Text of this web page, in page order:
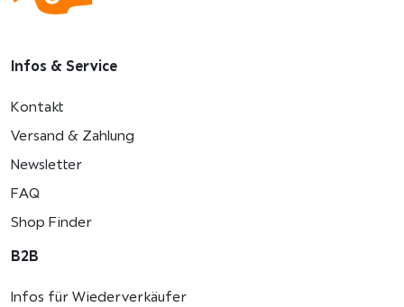
Infos & Service
Kontakt
Versand & Zahlung
Newsletter
FAQ
Shop Finder
B2B
Infos für Wiederverkäufer